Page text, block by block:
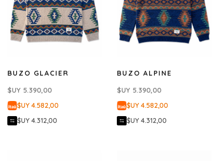
BUZO GLACIER
$UY 5.390,00
$UY 4.582,00
$UY 4.312,00
BUZO ALPINE
$UY 5.390,00
$UY 4.582,00
$UY 4.312,00